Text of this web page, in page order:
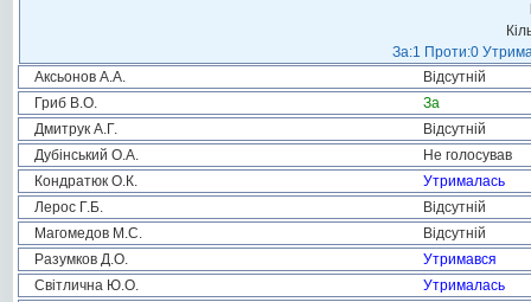
За:1 Проти:0
Аксьонов А.А.
Відсутній
Гриб В.О.
За
Дмитрук А.Г.
Відсутній
Дубінський О.А.
Не голосував
Кондратюк О.К.
Утрималась
Лерос Г.Б.
Відсутній
Магомедов М.С.
Відсутній
Разумков Д.О.
Утримався
Світлична Ю.О.
Утрималась